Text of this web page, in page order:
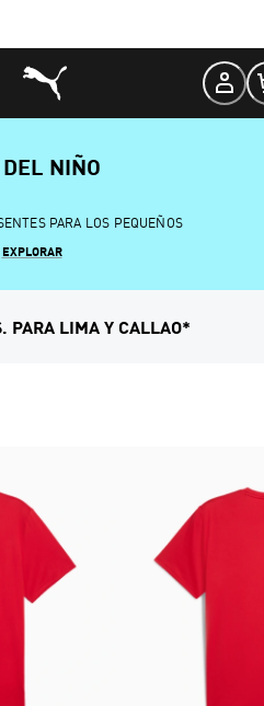
NIÑO
PARA LOS PEQUEÑOS
EXPLORAR
PARA LIMA Y CALLAO*